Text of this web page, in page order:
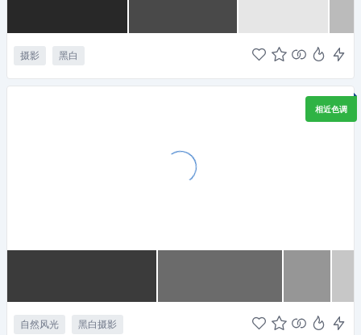
摄影 黑白
相近色调
自然风光 黑白摄影